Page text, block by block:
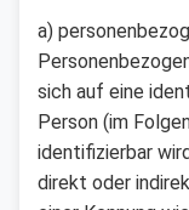
a)
sich auf eine
Person (im
identifizierbar
direkt oder